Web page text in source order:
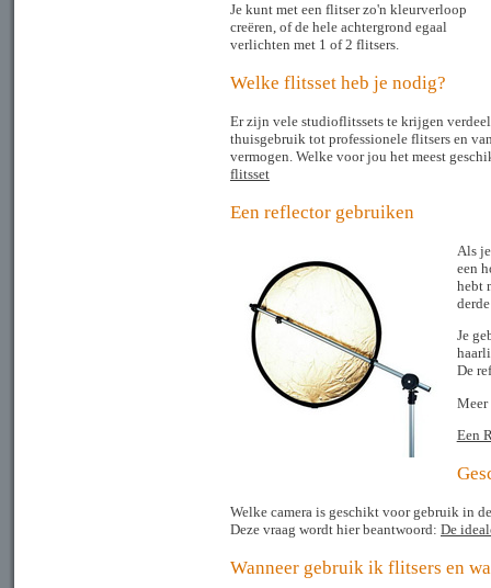
Je kunt met een flitser zo'n kleurverloop
creëren, of de hele achtergrond egaal
verlichten met 1 of 2 flitsers.
Welke flitsset heb je nodig?
Er zijn vele studioflitssets te krijgen
thuisgebruik tot professionele flitsers en
vermogen. Welke voor jou het meest
flitsset
Een reflector gebruiken
Als
een
hebt
Je
De
Meer
Een
Welke camera is geschikt voor gebruik in
Deze vraag wordt hier beantwoord: De
Wanneer gebruik ik flitsers en